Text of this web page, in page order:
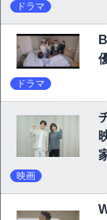
ドラマ
ドラマ
映画